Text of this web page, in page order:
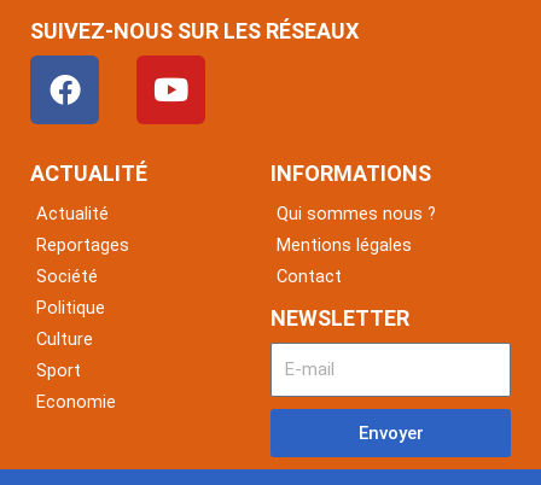
SUIVEZ-NOUS SUR LES RÉSEAUX
F
a
c
e
o
o
k
Y
o
u
ACTUALITÉ
Actualité
Reportages
Société
Politique
Culture
Sport
Economie
INFORMATIONS
Qui sommes nous ?
Mentions légales
Contact
NEWSLETTER
Envoyer